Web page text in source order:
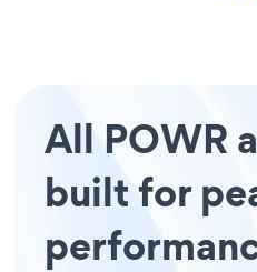
All POWR
built for